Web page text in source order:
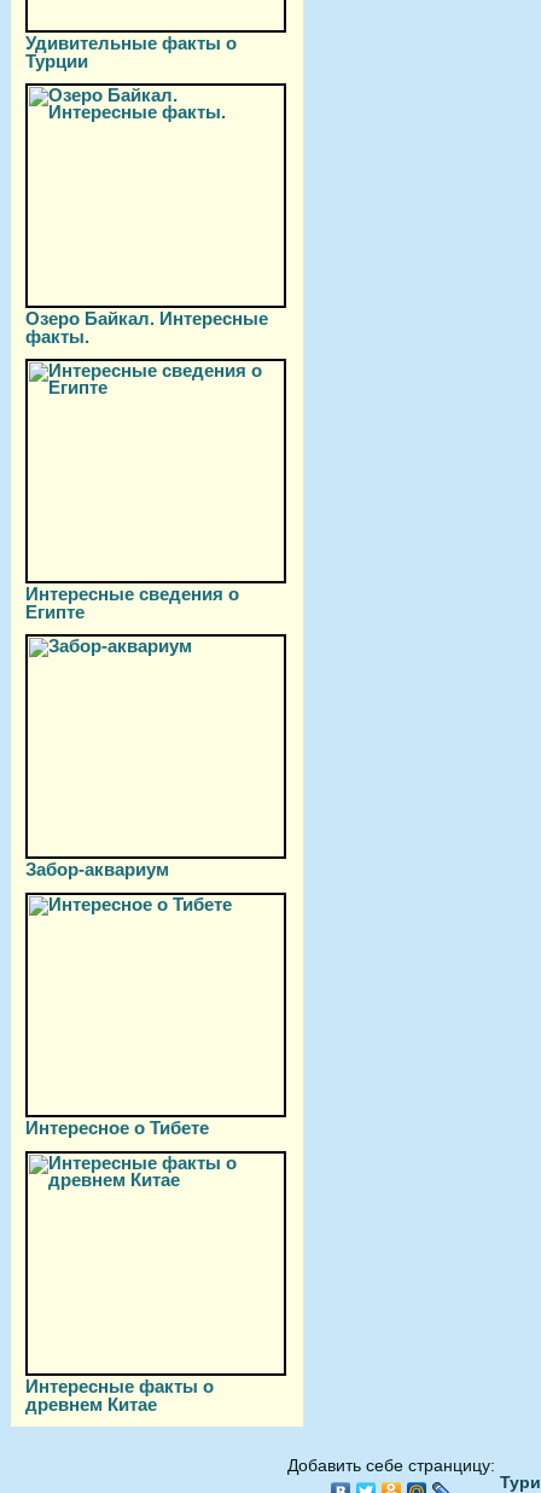
Удивительные факты о
Турции
Озеро Байкал. Интересные
факты.
Интересные сведения о
Египте
Забор-аквариум
Интересное о Тибете
Интересные факты о
древнем Китае
Добавить себе странцицу: